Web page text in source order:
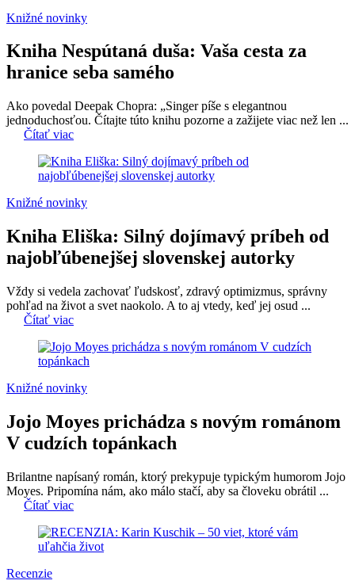
Knižné novinky
Kniha Nespútaná duša: Vaša cesta za
hranice seba samého
Ako povedal Deepak Chopra: „Singer píše s elegantnou
jednoduchosťou. Čítajte túto knihu pozorne a zažijete viac než len ...
Čítať viac
Knižné novinky
Kniha Eliška: Silný dojímavý príbeh od
najobľúbenejšej slovenskej autorky
Vždy si vedela zachovať ľudskosť, zdravý optimizmus, správny
pohľad na život a svet naokolo. A to aj vtedy, keď jej osud ...
Čítať viac
Knižné novinky
Jojo Moyes prichádza s novým románom
V cudzích topánkach
Brilantne napísaný román, ktorý prekypuje typickým humorom Jojo
Moyes. Pripomína nám, ako málo stačí, aby sa človeku obrátil ...
Čítať viac
Recenzie